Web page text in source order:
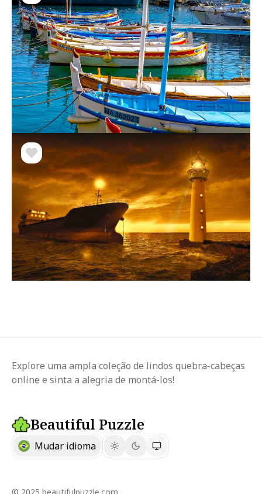
Explore uma ampla coleção de lindos quebra-cabeças
online e sinta a alegria de montá-los!
Beautiful Puzzle
Mudar idioma